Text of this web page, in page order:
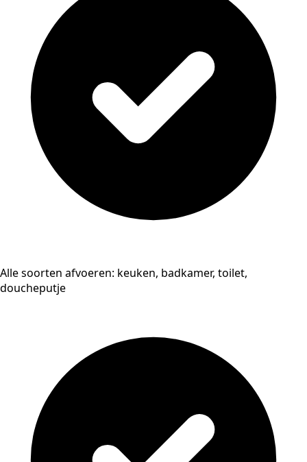
Alle soorten afvoeren: keuken, badkamer, toilet,
doucheputje